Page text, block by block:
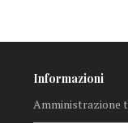
Informazioni
Amministrazione